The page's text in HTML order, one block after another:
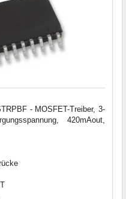
- MOSFET-Treiber, 3-
420mAout,